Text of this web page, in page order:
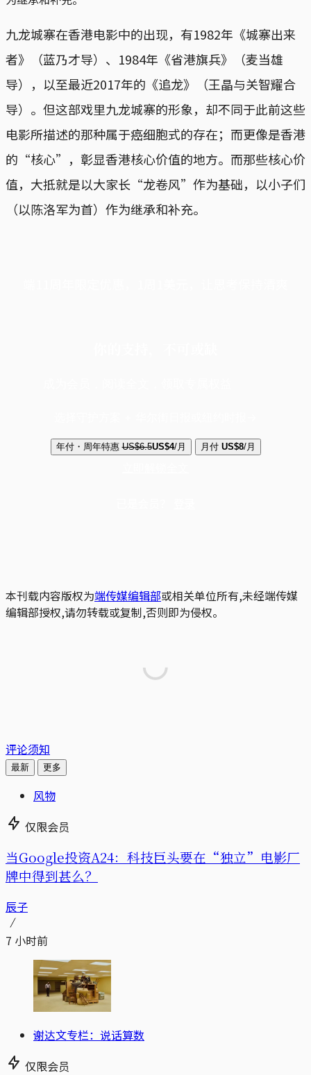
九龙城寨在香港电影中的出现，有1982年《城寨出来
者》（蓝乃才导）、1984年《省港旗兵》（麦当雄
导），以至最近2017年的《追龙》（王晶与关智耀合
导）。但这部戏里九龙城寨的形象，却不同于此前这些
电影所描述的那种属于癌细胞式的存在；而更像是香港
的“核心”，彰显香港核心价值的地方。而那些核心价
值，大抵就是以大家长“龙卷风”作为基础，以小子们
（以陈洛军为首）作为继承和补充。
年付・周年特惠 US$6.5US$4/月 月付 US$8/月
本刊载内容版权为端传媒编辑部或相关单位所有,未经端传媒
编辑部授权,请勿转载或复制,否则即为侵权。
评论须知
最新 更多
风物
仅限会员
当Google投资A24：科技巨头要在“独立”电影厂
牌中得到甚么？
辰子
7 小时前
谢达文专栏：说话算数
仅限会员